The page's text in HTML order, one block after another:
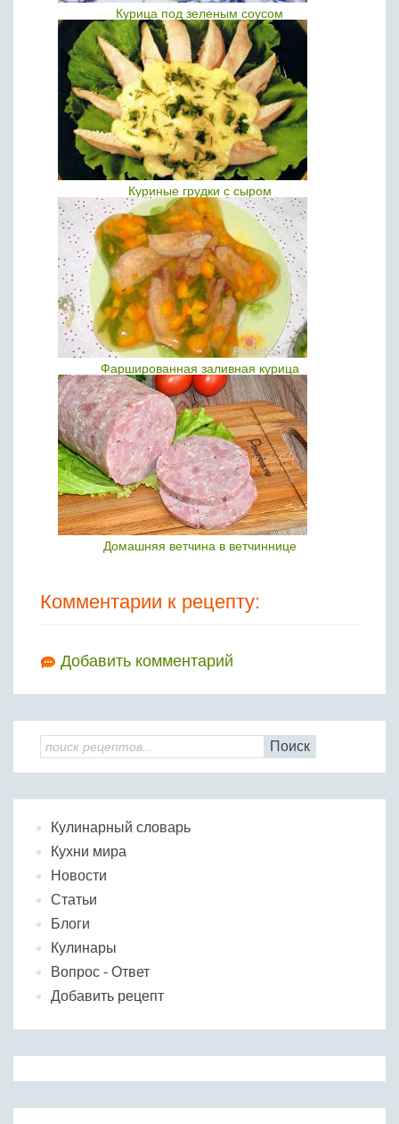
Курица под зеленым соусом
Куриные грудки с сыром
Фаршированная заливная курица
Домашняя ветчина в ветчиннице
Комментарии к рецепту:
Добавить комментарий
Поиск
Кулинарный словарь
Кухни мира
Новости
Статьи
Блоги
Кулинары
Вопрос - Ответ
Добавить рецепт